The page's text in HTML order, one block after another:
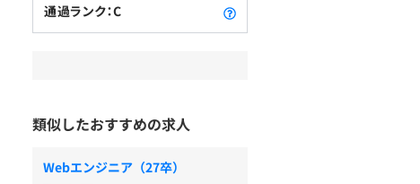
通過ランク：C
類似したおすすめの求人
Webエンジニア（27卒）